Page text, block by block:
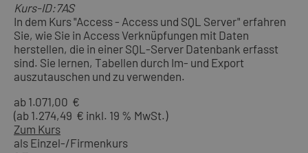
Kurs-ID:7AS
In dem Kurs "Access - Access und SQL Server" erfahren
Sie, wie Sie in Access Verknüpfungen mit Daten
herstellen, die in einer SQL-Server Datenbank erfasst
sind. Sie lernen, Tabellen durch Im- und Export
auszutauschen und zu verwenden.
ab 1.071,00 €
(ab 1.274,49 € inkl. 19 % MwSt.)
Zum Kurs
als Einzel-/Firmenkurs